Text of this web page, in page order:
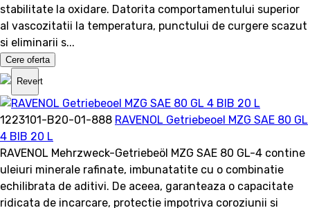
stabilitate la oxidare. Datorita comportamentului superior
al vascozitatii la temperatura, punctului de curgere scazut
si eliminarii s...
Cere oferta
Revert
1223101-B20-01-888 RAVENOL Getriebeoel MZG SAE 80 GL
4 BIB 20 L
RAVENOL Mehrzweck-Getriebeöl MZG SAE 80 GL-4 contine
uleiuri minerale rafinate, imbunatatite cu o combinatie
echilibrata de aditivi. De aceea, garanteaza o capacitate
ridicata de incarcare, protectie impotriva coroziunii si